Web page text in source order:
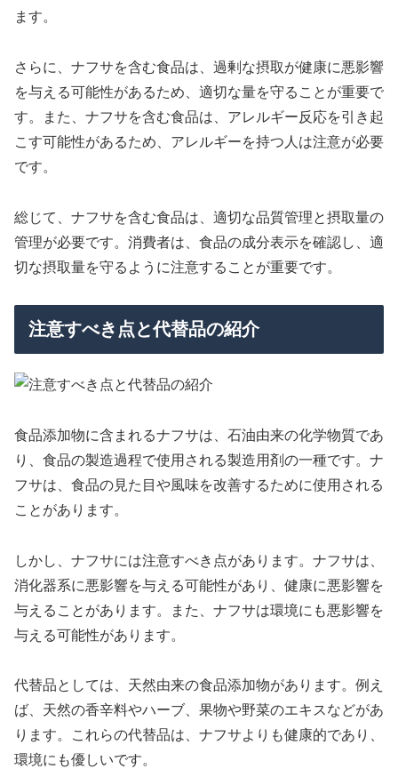
ます。
さらに、ナフサを含む食品は、過剰な摂取が健康に悪影響
を与える可能性があるため、適切な量を守ることが重要で
す。また、ナフサを含む食品は、アレルギー反応を引き起
こす可能性があるため、アレルギーを持つ人は注意が必要
です。
総じて、ナフサを含む食品は、適切な品質管理と摂取量の
管理が必要です。消費者は、食品の成分表示を確認し、適
切な摂取量を守るように注意することが重要です。
注意すべき点と代替品の紹介
食品添加物に含まれるナフサは、石油由来の化学物質であ
り、食品の製造過程で使用される製造用剤の一種です。ナ
フサは、食品の見た目や風味を改善するために使用される
ことがあります。
しかし、ナフサには注意すべき点があります。ナフサは、
消化器系に悪影響を与える可能性があり、健康に悪影響を
与えることがあります。また、ナフサは環境にも悪影響を
与える可能性があります。
代替品としては、天然由来の食品添加物があります。例え
ば、天然の香辛料やハーブ、果物や野菜のエキスなどがあ
ります。これらの代替品は、ナフサよりも健康的であり、
環境にも優しいです。